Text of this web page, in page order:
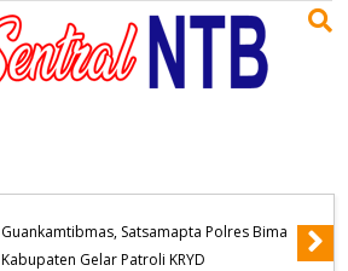
Guankamtibmas, Satsamapta Polres Bima
Kabupaten Gelar Patroli KRYD